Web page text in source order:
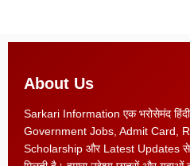
About Us
Sarkari Information एक भरोसेमंद
Government Jobs, Admit Card,
Scholarship और Latest Updates से